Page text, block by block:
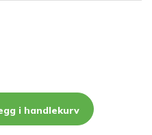
i handlekurv